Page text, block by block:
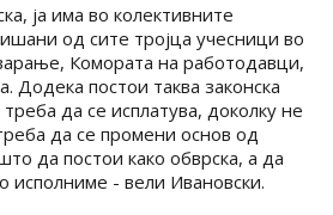
ја има во колективните
од сите тројца учесници во
Комората на работодавци,
Додека постои таква законска
да се исплатува, доколку не
да се промени основ од
да постои како обврска, а да
исполниме - вели Ивановски.